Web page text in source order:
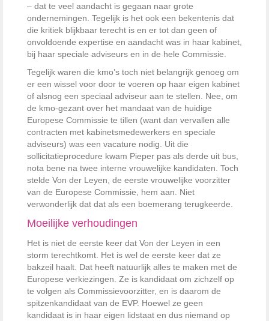
– dat te veel aandacht is gegaan naar grote
ondernemingen. Tegelijk is het ook een bekentenis dat
die kritiek blijkbaar terecht is en er tot dan geen of
onvoldoende expertise en aandacht was in haar kabinet,
bij haar speciale adviseurs en in de hele Commissie.
Tegelijk waren die kmo’s toch niet belangrijk genoeg om
er een wissel voor door te voeren op haar eigen kabinet
of alsnog een speciaal adviseur aan te stellen. Nee, om
de kmo-gezant over het mandaat van de huidige
Europese Commissie te tillen (want dan vervallen alle
contracten met kabinetsmedewerkers en speciale
adviseurs) was een vacature nodig. Uit die
sollicitatieprocedure kwam Pieper pas als derde uit bus,
nota bene na twee interne vrouwelijke kandidaten. Toch
stelde Von der Leyen, de eerste vrouwelijke voorzitter
van de Europese Commissie, hem aan. Niet
verwonderlijk dat dat als een boemerang terugkeerde.
Moeilijke verhoudingen
Het is niet de eerste keer dat Von der Leyen in een
storm terechtkomt. Het is wel de eerste keer dat ze
bakzeil haalt. Dat heeft natuurlijk alles te maken met de
Europese verkiezingen. Ze is kandidaat om zichzelf op
te volgen als Commissievoorzitter, en is daarom de
spitzenkandidaat van de EVP. Hoewel ze geen
kandidaat is in haar eigen lidstaat en dus niemand op